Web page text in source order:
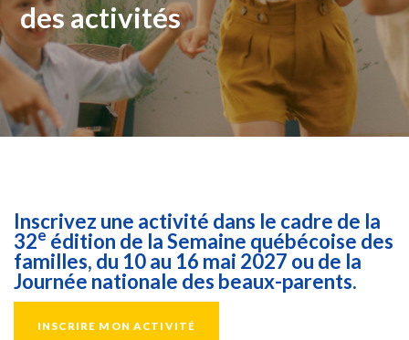
des activités
Inscrivez une activité dans le cadre de la
32e édition de la Semaine québécoise des
familles, du 10 au 16 mai 2027 ou de la
Journée nationale des beaux-parents.
INSCRIRE MON ACTIVITÉ